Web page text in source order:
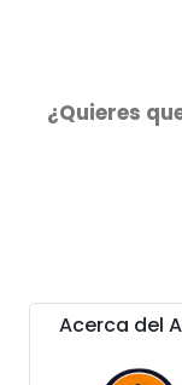
¿Quieres
Acerca del